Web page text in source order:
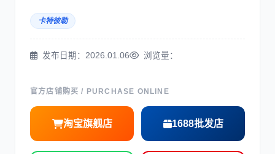
神钢
卡特彼勒
发布日期：2026.01.06 浏览量：
官方店铺购买 / PURCHASE ONLINE
淘宝旗舰店 1688批发店